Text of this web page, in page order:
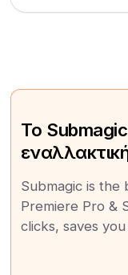
Το
Submagic is
Premiere Pro &
clicks, saves